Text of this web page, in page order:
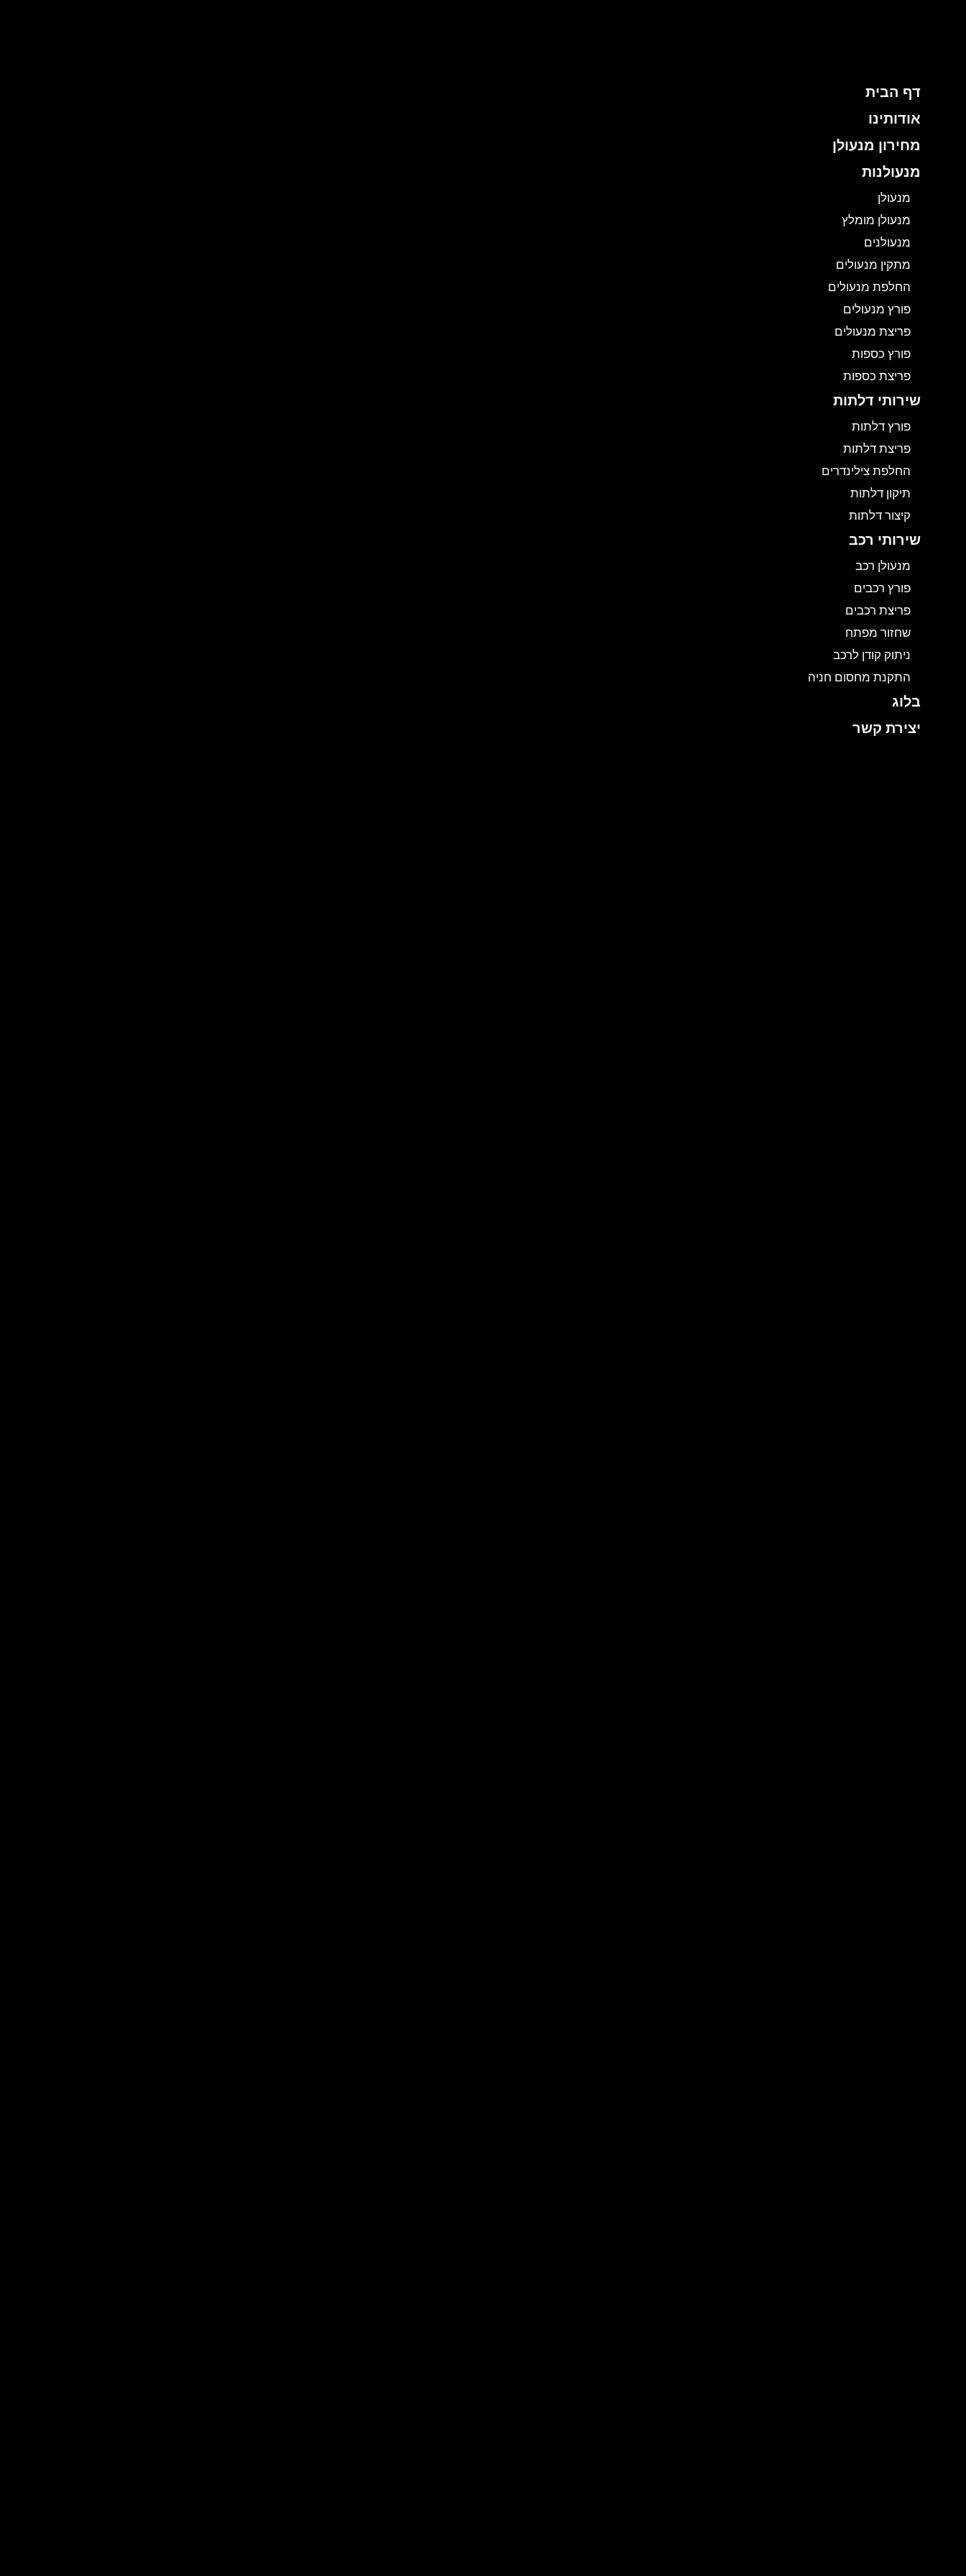
דף הבית
אודותינו
מחירון מנעולן
מנעולנות
מנעולן
מנעולן מומלץ
מנעולנים
מתקין מנעולים
החלפת מנעולים
פורץ מנעולים
פריצת מנעולים
פורץ כספות
פריצת כספות
שירותי דלתות
פורץ דלתות
פריצת דלתות
החלפת צילינדרים
תיקון דלתות
קיצור דלתות
שירותי רכב
מנעולן רכב
פורץ רכבים
פריצת רכבים
שחזור מפתח
ניתוק קודן לרכב
התקנת מחסום חניה
בלוג
יצירת קשר